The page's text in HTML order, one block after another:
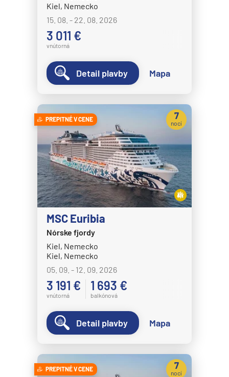
Kiel, Nemecko
15. 08. - 22. 08. 2026
3 011 €
vnútorná
Detail plavby Mapa
PREPITNÉ V CENE
MSC Euribia
Nórske fjordy
Kiel, Nemecko
Kiel, Nemecko
05. 09. - 12. 09. 2026
3 191 €
vnútorná
1 693 €
balkónová
7
nocí
Detail plavby Mapa
PREPITNÉ V CENE 7
nocí